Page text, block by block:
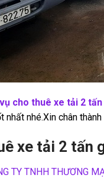
cho thuê xe tải 2
nhé.Xin chân thành
xe tải 2 tấn
TY TNHH THƯƠNG